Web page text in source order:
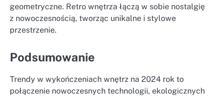
geometryczne. Retro wnętrza łączą w sobie nostalgię
z nowoczesnością, tworząc unikalne i stylowe
przestrzenie.
Podsumowanie
Trendy w wykończeniach wnętrz na 2024 rok to
połączenie nowoczesnych technologii, ekologicznych